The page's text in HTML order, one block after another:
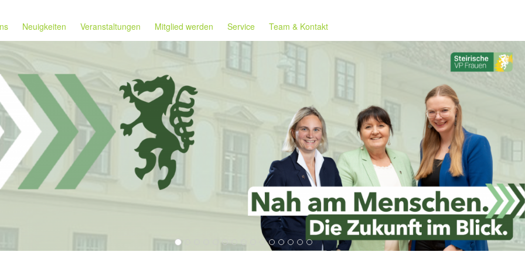
Neuigkeiten Veranstaltungen Mitglied werden Service Team & Kontakt